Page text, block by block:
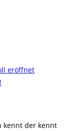
eröffnet
kennt der kennt